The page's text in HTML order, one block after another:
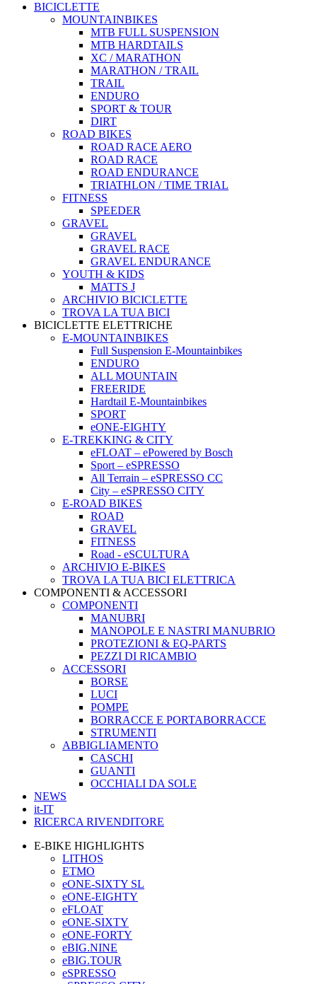
BICICLETTE
MOUNTAINBIKES
MTB FULL SUSPENSION
MTB HARDTAILS
XC / MARATHON
MARATHON / TRAIL
TRAIL
ENDURO
SPORT & TOUR
DIRT
ROAD BIKES
ROAD RACE AERO
ROAD RACE
ROAD ENDURANCE
TRIATHLON / TIME TRIAL
FITNESS
SPEEDER
GRAVEL
GRAVEL
GRAVEL RACE
GRAVEL ENDURANCE
YOUTH & KIDS
MATTS J
ARCHIVIO BICICLETTE
TROVA LA TUA BICI
BICICLETTE ELETTRICHE
E-MOUNTAINBIKES
Full Suspension E-Mountainbikes
ENDURO
ALL MOUNTAIN
FREERIDE
Hardtail E-Mountainbikes
SPORT
eONE-EIGHTY
E-TREKKING & CITY
eFLOAT – ePowered by Bosch
Sport – eSPRESSO
All Terrain – eSPRESSO CC
City – eSPRESSO CITY
E-ROAD BIKES
ROAD
GRAVEL
FITNESS
Road - eSCULTURA
ARCHIVIO E-BIKES
TROVA LA TUA BICI ELETTRICA
COMPONENTI & ACCESSORI
COMPONENTI
MANUBRI
MANOPOLE E NASTRI MANUBRIO
PROTEZIONI & EQ-PARTS
PEZZI DI RICAMBIO
ACCESSORI
BORSE
LUCI
POMPE
BORRACCE E PORTABORRACCE
STRUMENTI
ABBIGLIAMENTO
CASCHI
GUANTI
OCCHIALI DA SOLE
NEWS
it-IT
RICERCA RIVENDITORE
E-BIKE HIGHLIGHTS
LITHOS
ETMO
eONE-SIXTY SL
eONE-EIGHTY
eFLOAT
eONE-SIXTY
eONE-FORTY
eBIG.NINE
eBIG.TOUR
eSPRESSO